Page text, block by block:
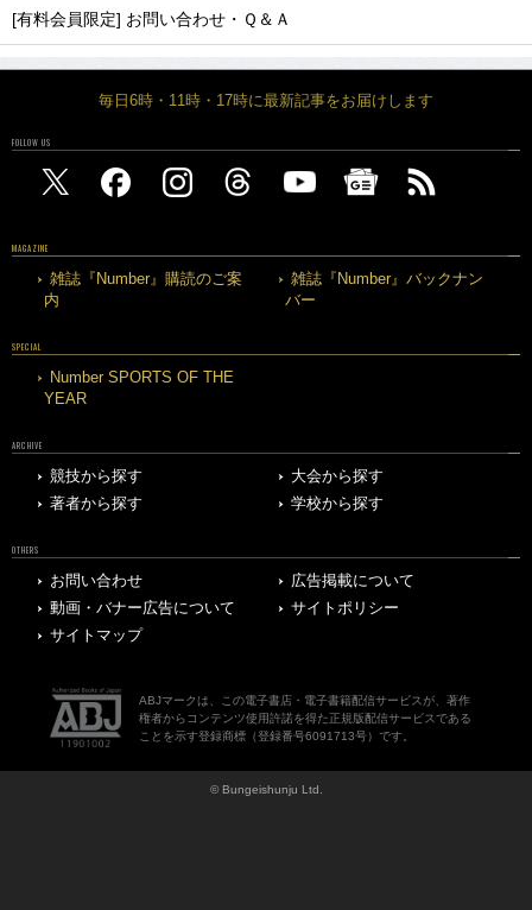
[有料会員限定] お問い合わせ・Ｑ＆Ａ
毎日6時・11時・17時に最新記事をお届けします
FOLLOW US
MAGAZINE
雑誌『Number』購読のご案
内
雑誌『Number』バックナン
バー
SPECIAL
Number SPORTS OF THE
YEAR
ARCHIVE
競技から探す
大会から探す
著者から探す
学校から探す
OTHERS
お問い合わせ
広告掲載について
動画・バナー広告について
サイトポリシー
サイトマップ
ABJマークは、この電子書店・電子書籍配信サービスが、著作
権者からコンテンツ使用許諾を得た正規版配信サービスである
ことを示す登録商標（登録番号6091713号）です。
© Bungeishunju Ltd.